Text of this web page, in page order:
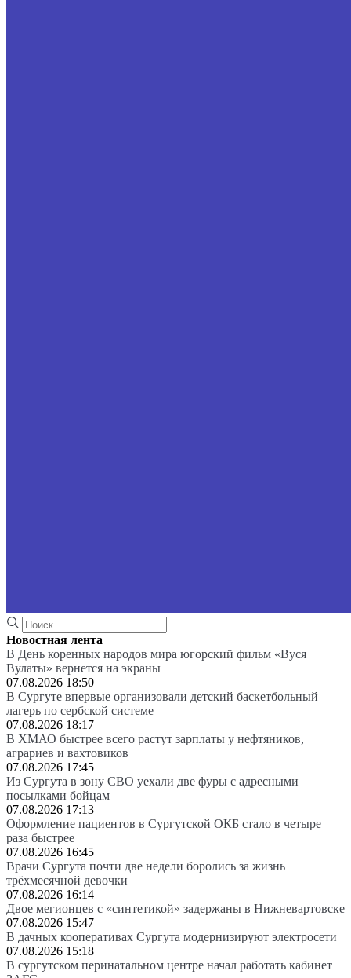
Новостная лента
В День коренных народов мира югорский фильм «Вуся
Вулаты» вернется на экраны
07.08.2026 18:50
В Сургуте впервые организовали детский баскетбольный
лагерь по сербской системе
07.08.2026 18:17
В ХМАО быстрее всего растут зарплаты у нефтяников,
аграриев и вахтовиков
07.08.2026 17:45
Из Сургута в зону СВО уехали две фуры с адресными
посылками бойцам
07.08.2026 17:13
Оформление пациентов в Сургутской ОКБ стало в четыре
раза быстрее
07.08.2026 16:45
Врачи Сургута почти две недели боролись за жизнь
трёхмесячной девочки
07.08.2026 16:14
Двое мегионцев с «синтетикой» задержаны в Нижневартовске
07.08.2026 15:47
В дачных кооперативах Сургута модернизируют электросети
07.08.2026 15:18
В сургутском перинатальном центре начал работать кабинет